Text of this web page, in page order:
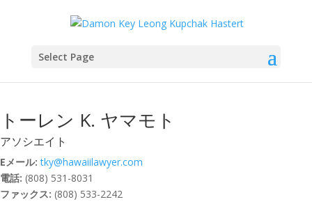
Select Page
トーレン K. ヤマモト
アソシエイト
Eメール:tky@hawaiilawyer.com
電話: (808) 531-8031
ファックス: (808) 533-2242